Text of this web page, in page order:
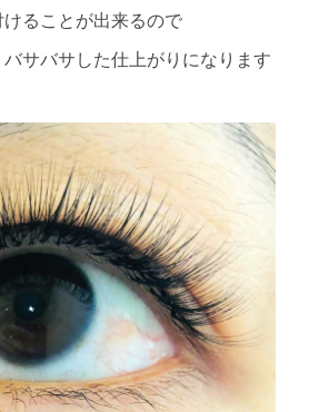
ることが出来るので
サバサした仕上がりになります